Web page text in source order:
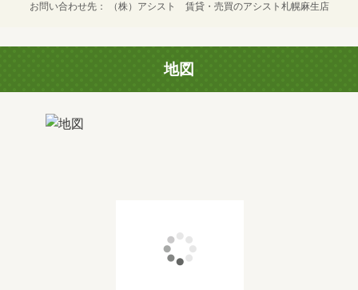
お問い合わせ先 （株）アシスト 賃貸・売買のアシスト札幌麻生店
地図